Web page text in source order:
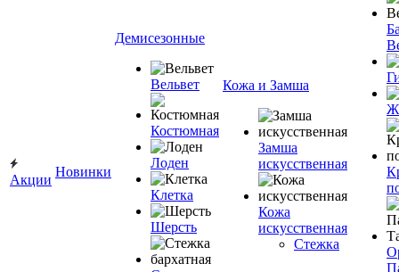
Акции
Новинки
Демисезонные
Вельвет
Костюмная
Лоден
Клетка
Шерсть
Кожа и Замша
Замша
искусственная
Кожа
искусственная
Стежка